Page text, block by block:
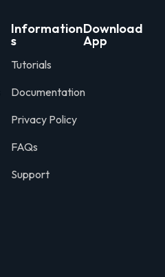
Information
s
Tutorials
Documentation
Privacy Policy
FAQs
Support
Download
App